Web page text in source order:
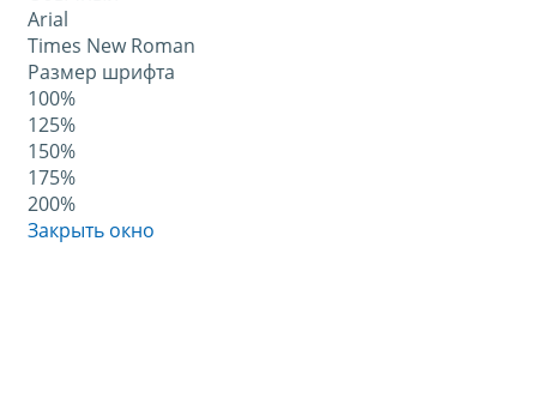
Arial
Times New Roman
Размер шрифта
100%
125%
150%
175%
200%
Закрыть окно